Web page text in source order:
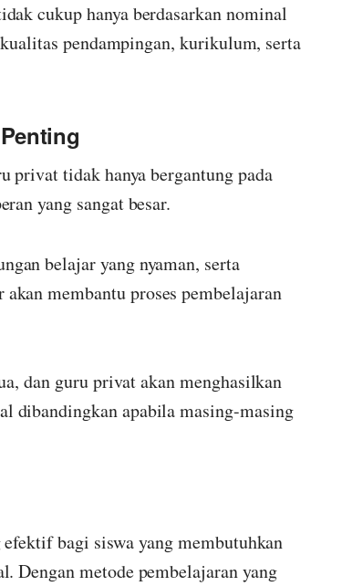
cukup hanya berdasarkan nominal
pendampingan, kurikulum, serta
privat tidak hanya bergantung pada
yang sangat besar.
belajar yang nyaman, serta
membantu proses pembelajaran
dan guru privat akan menghasilkan
dibandingkan apabila masing-masing
bagi siswa yang membutuhkan
Dengan metode pembelajaran yang